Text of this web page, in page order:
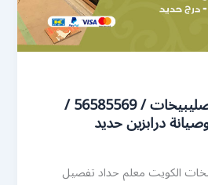
رقم حداد درابزين الصليبيخات / 56585569 /
درابزين حديد
الكويت معلم حداد تفصيل